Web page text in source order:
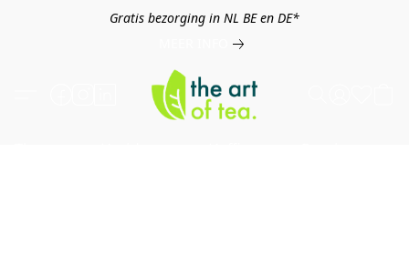
Gratis bezorging in NL BE en DE*